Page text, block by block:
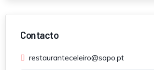
Contacto
restauranteceleiro@sapo.pt